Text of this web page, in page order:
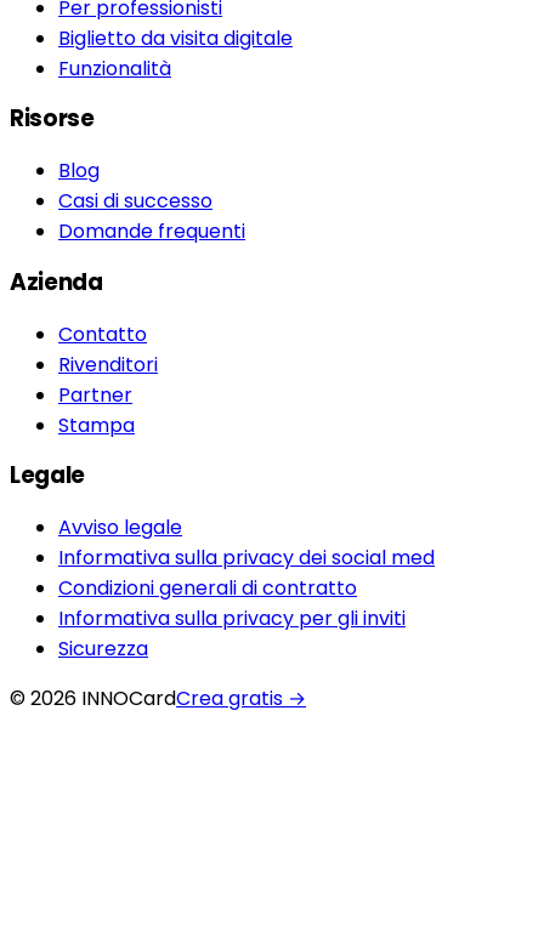
Per professionisti
Biglietto da visita digitale
Funzionalità
Risorse
Blog
Casi di successo
Domande frequenti
Azienda
Contatto
Rivenditori
Partner
Stampa
Legale
Avviso legale
Informativa sulla privacy dei social med
Condizioni generali di contratto
Informativa sulla privacy per gli inviti
Sicurezza
© 2026 INNOCardCrea gratis →